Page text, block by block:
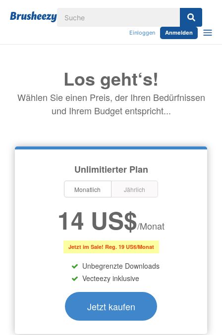
Einloggen Anmelden
Los geht‘s!
Wählen Sie einen Preis, der Ihren Bedürfnissen
und Ihrem Budget entspricht...
Unlimitierter Plan
Monatlich Jährlich
14 US$/Monat
Jetzt im Sale! Reg. 19 US$/Monat
Unbegrenzte Downloads
Vecteezy inklusive
Jetzt kaufen